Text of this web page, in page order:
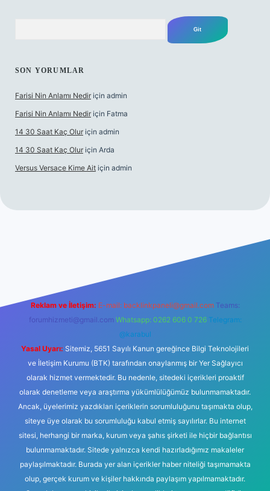
SON YORUMLAR
Farisi Nin Anlamı Nedir için admin
Farisi Nin Anlamı Nedir için Fatma
14 30 Saat Kaç Olur için admin
14 30 Saat Kaç Olur için Arda
Versus Versace Kime Ait için admin
Reklam ve İletişim: E-mail: backlinkpaneli@gmail.com Teams:
forumhizmeti@gmail.com Whatsapp: 0262 606 0 726 Telegram:
@karabul
Yasal Uyarı: Sitemiz, 5651 Sayılı Kanun gereğince Bilgi Teknolojileri
ve İletişim Kurumu (BTK) tarafından onaylanmış bir Yer Sağlayıcı
olarak hizmet vermektedir. Bu nedenle, sitedeki içerikleri proaktif
olarak denetleme veya araştırma yükümlülüğümüz bulunmamaktadır.
Ancak, üyelerimiz yazdıkları içeriklerin sorumluluğunu taşımakta olup,
siteye üye olarak bu sorumluluğu kabul etmiş sayılırlar. Bu internet
sitesi, herhangi bir marka, kurum veya şahıs şirketi ile hiçbir bağlantısı
bulunmamaktadır. Sitede yalnızca kendi hazırladığımız makaleler
paylaşılmaktadır. Burada yer alan içerikler haber niteliği taşımamakta
olup, gerçek kurum ve kişiler hakkında paylaşım yapılmamaktadır.